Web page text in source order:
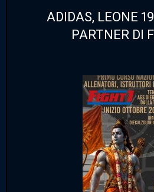
ADIDAS, LEONE
PARTNER DI